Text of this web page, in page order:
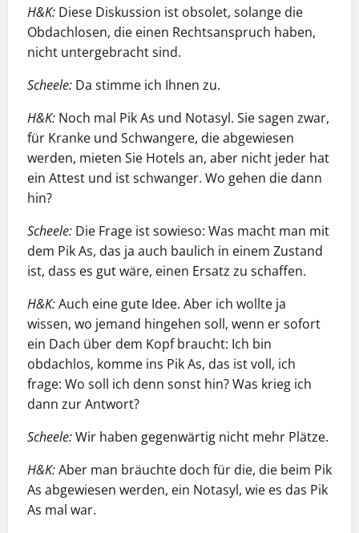
H&K: Diese Diskussion ist obsolet, solange die
Obdachlosen, die einen Rechtsanspruch haben,
nicht untergebracht sind.
Scheele: Da stimme ich Ihnen zu.
H&K: Noch mal Pik As und Notasyl. Sie sagen zwar,
für Kranke und Schwangere, die abgewiesen
werden, mieten Sie Hotels an, aber nicht jeder hat
ein Attest und ist schwanger. Wo gehen die dann
hin?
Scheele: Die Frage ist sowieso: Was macht man mit
dem Pik As, das ja auch baulich in einem Zustand
ist, dass es gut wäre, einen Ersatz zu schaffen.
H&K:Auch eine gute Idee. Aber ich wollte ja
wissen, wo jemand hingehen soll, wenn er sofort
ein Dach über dem Kopf braucht: Ich bin
obdachlos, komme ins Pik As, das ist voll, ich
frage: Wo soll ich denn sonst hin? Was krieg ich
dann zur Antwort?
Scheele:Wir haben gegenwärtig nicht mehr Plätze.
H&K:Aber man bräuchte doch für die, die beim Pik
As abgewiesen werden, ein Notasyl, wie es das Pik
As mal war.